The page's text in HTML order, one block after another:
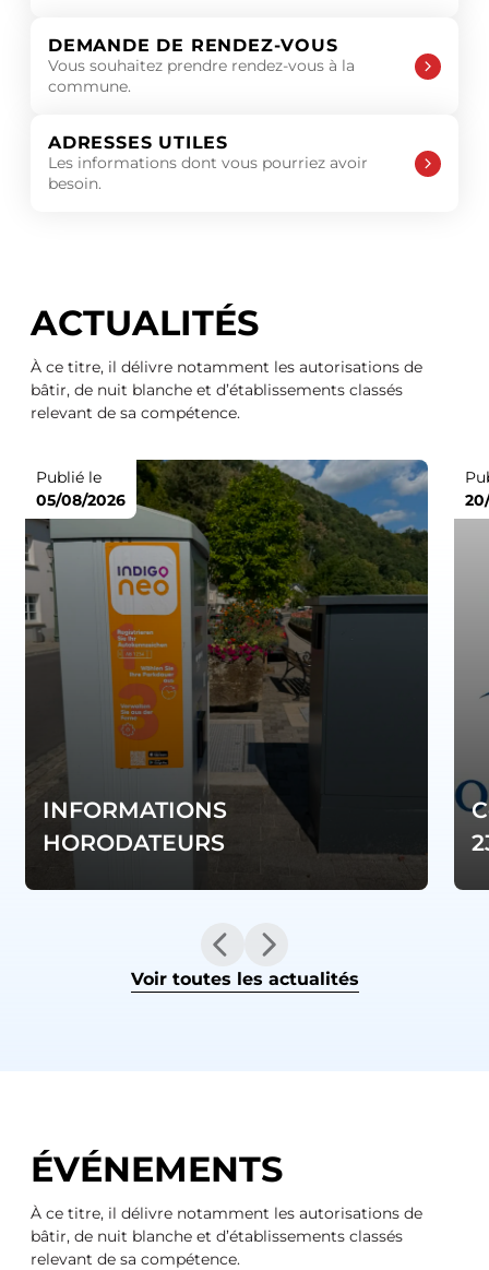
DEMANDE DE RENDEZ-VOUS
Vous souhaitez prendre rendez-vous à la
commune.
ADRESSES UTILES
Les informations dont vous pourriez avoir
besoin.
ACTUALITÉS
À ce titre, il délivre notamment les autorisations de
bâtir, de nuit blanche et d’établissements classés
relevant de sa compétence.
INFORMATIONS
HORODATEURS
Publié le
05/08/2026
Voir toutes les actualités
ÉVÉNEMENTS
À ce titre, il délivre notamment les autorisations de
bâtir, de nuit blanche et d’établissements classés
relevant de sa compétence.